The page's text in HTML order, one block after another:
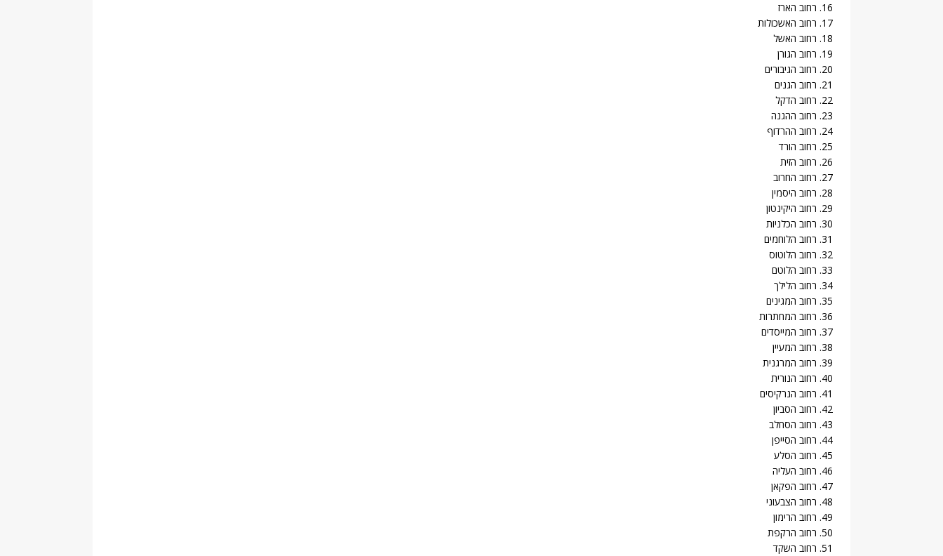
16. רחוב הארז
17. רחוב האשכולות
18. רחוב האשל
19. רחוב הגורן
20. רחוב הגיבורים
21. רחוב הגנים
22. רחוב הדקל
23. רחוב ההגנה
24. רחוב ההרדוף
25. רחוב הורד
26. רחוב הזית
27. רחוב החרוב
28. רחוב היסמין
29. רחוב היקינטון
30. רחוב הכלניות
31. רחוב הלוחמים
32. רחוב הלוטוס
33. רחוב הלוטם
34. רחוב הלילך
35. רחוב המגינים
36. רחוב המחתרות
37. רחוב המייסדים
38. רחוב המעיין
39. רחוב המרגנית
40. רחוב הנורית
41. רחוב הנרקיסים
42. רחוב הסביון
43. רחוב הסחלב
44. רחוב הסייפן
45. רחוב הסלע
46. רחוב העליה
47. רחוב הפקאן
48. רחוב הצבעוני
49. רחוב הרימון
50. רחוב הרקפת
51. רחוב השקד